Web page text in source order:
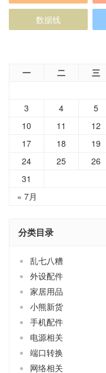
数据线
一 二 三
« 7月
3
4 5
10
11 12
17
18 19
24
25 26
31
分类目录
乱七八糟
外设配件
家居用品
小熊新货
手机配件
电源相关
端口转换
网络相关